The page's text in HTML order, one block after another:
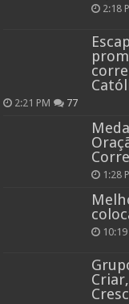
2:18
2:21 PM 77
1:28